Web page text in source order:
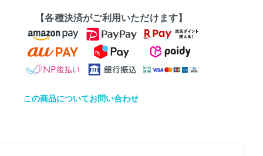
【各種決済がご利用いただけます】
この商品についてお問い合わせ